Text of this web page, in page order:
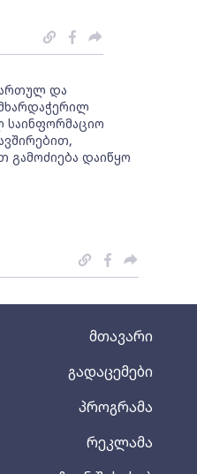
მთავარი
გადაცემები
პროგრამა
რეკლამა
და
გამოძიება დაიწყო